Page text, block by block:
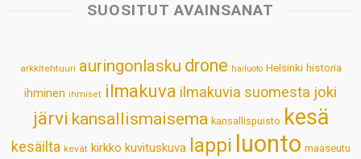
s
p
b
k
e
n
e
s
t
l
SUOSITUT AVAINSANAT
arkkitehtuuri auringonlasku drone hailuoto Helsinki historia
ihminen ihmiset ilmakuva ilmakuvia suomesta joki
järvi kansallismaisema kansallispuisto kesä
kesäilta kevät kirkko kuvituskuva lappi luonto maaseutu